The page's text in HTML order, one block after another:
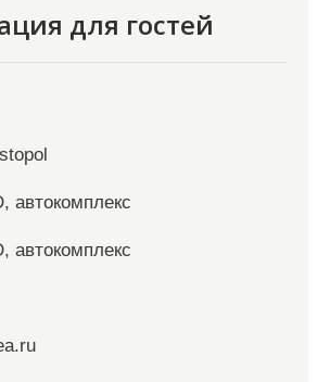
для гостей
автокомплекс
автокомплекс